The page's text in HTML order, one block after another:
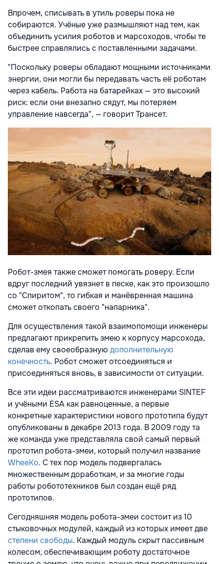
Впрочем, списывать в утиль роверы пока не
собираются. Учёные уже размышляют над тем, как
объединить усилия роботов и марсоходов, чтобы те
быстрее справлялись с поставленными задачами.
"Поскольку роверы обладают мощными источниками
энергии, они могли бы передавать часть её роботам
через кабель. Работа на батарейках — это высокий
риск: если они внезапно сядут, мы потеряем
управление навсегда", — говорит Трансет.
Робот-змея также сможет помогать роверу. Если
вдруг последний увязнет в песке, как это произошло
со "Спиритом", то гибкая и манёвренная машина
сможет откопать своего "напарника".
Для осуществления такой взаимопомощи инженеры
предлагают прикрепить змею к корпусу марсохода,
сделав ему своеобразную дополнительную
конечность. Робот сможет отсоединяться и
присоединяться вновь, в зависимости от ситуации.
Все эти идеи рассматриваются инженерами SINTEF
и учёными ESA как равноценные, а первые
конкретные характеристики нового прототипа будут
опубликованы в декабре 2013 года. В 2009 году та
же команда уже представляла свой самый первый
прототип робота-змеи, который получил название
WheeKo. С тех пор модель подвергалась
множественным доработкам, и за многие годы
работы робототехников был создан ещё ряд
прототипов.
Сегодняшняя модель робота-змеи состоит из 10
стыковочных модулей, каждый из которых имеет две
степени свободы. Каждый модуль скрыт пассивным
колесом, обеспечивающим роботу достаточное